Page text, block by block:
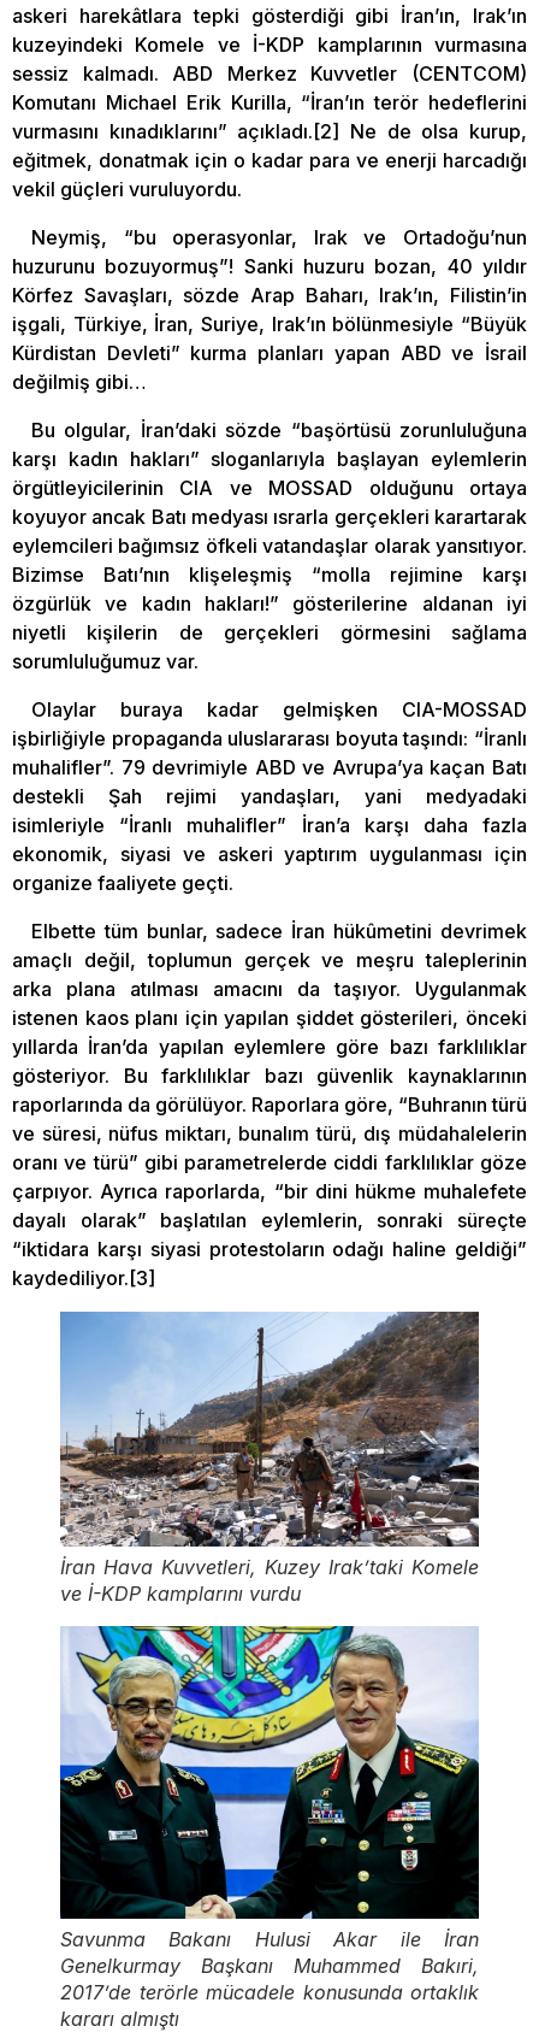
askeri harekâtlara tepki gösterdiği gibi İran’ın, Irak’ın
kuzeyindeki Komele ve İ-KDP kamplarının vurmasına
sessiz kalmadı. ABD Merkez Kuvvetler (CENTCOM)
Komutanı Michael Erik Kurilla, “İran’ın terör hedeflerini
vurmasını kınadıklarını” açıkladı.[2] Ne de olsa kurup,
eğitmek, donatmak için o kadar para ve enerji harcadığı
vekil güçleri vuruluyordu.
Neymiş, “bu operasyonlar, Irak ve Ortadoğu’nun
huzurunu bozuyormuş”! Sanki huzuru bozan, 40 yıldır
Körfez Savaşları, sözde Arap Baharı, Irak’ın, Filistin’in
işgali, Türkiye, İran, Suriye, Irak’ın bölünmesiyle “Büyük
Kürdistan Devleti” kurma planları yapan ABD ve İsrail
değilmiş gibi…
Bu olgular, İran’daki sözde “başörtüsü zorunluluğuna
karşı kadın hakları” sloganlarıyla başlayan eylemlerin
örgütleyicilerinin CIA ve MOSSAD olduğunu ortaya
koyuyor ancak Batı medyası ısrarla gerçekleri karartarak
eylemcileri bağımsız öfkeli vatandaşlar olarak yansıtıyor.
Bizimse Batı’nın klişeleşmiş “molla rejimine karşı
özgürlük ve kadın hakları!” gösterilerine aldanan iyi
niyetli kişilerin de gerçekleri görmesini sağlama
sorumluluğumuz var.
Olaylar buraya kadar gelmişken CIA-MOSSAD
işbirliğiyle propaganda uluslararası boyuta taşındı: “İranlı
muhalifler”. 79 devrimiyle ABD ve Avrupa’ya kaçan Batı
destekli Şah rejimi yandaşları, yani medyadaki
isimleriyle “İranlı muhalifler” İran’a karşı daha fazla
ekonomik, siyasi ve askeri yaptırım uygulanması için
organize faaliyete geçti.
Elbette tüm bunlar, sadece İran hükûmetini devrimek
amaçlı değil, toplumun gerçek ve meşru taleplerinin
arka plana atılması amacını da taşıyor. Uygulanmak
istenen kaos planı için yapılan şiddet gösterileri, önceki
yıllarda İran’da yapılan eylemlere göre bazı farklılıklar
gösteriyor. Bu farklılıklar bazı güvenlik kaynaklarının
raporlarında da görülüyor. Raporlara göre, “Buhranın türü
ve süresi, nüfus miktarı, bunalım türü, dış müdahalelerin
oranı ve türü” gibi parametrelerde ciddi farklılıklar göze
çarpıyor. Ayrıca raporlarda, “bir dini hükme muhalefete
dayalı olarak” başlatılan eylemlerin, sonraki süreçte
“iktidara karşı siyasi protestoların odağı haline geldiği”
kaydediliyor.[3]
İran Hava Kuvvetleri, Kuzey Irak’taki Komele
ve İ-KDP kamplarını vurdu
Savunma Bakanı Hulusi Akar ile İran
Genelkurmay Başkanı Muhammed Bakıri,
2017’de terörle mücadele konusunda ortaklık
kararı almıştı